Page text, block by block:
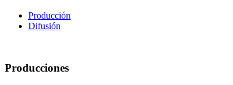
Producción
Difusión
Producciones